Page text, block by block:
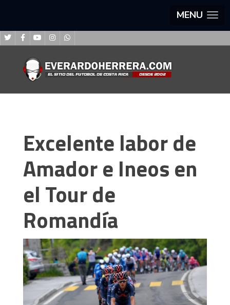
MENU
Excelente labor de
Amador e Ineos en
el Tour de
Romandía